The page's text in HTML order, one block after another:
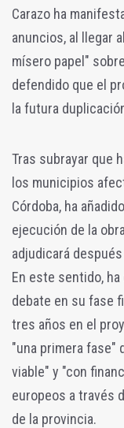
Carazo ha
anuncios, al llegar
mísero papel"
defendido que el
la futura
Tras subrayar que
los municipios
Córdoba, ha
ejecución de la
adjudicará
En este sentido,
debate en su fase
tres años en el
"una primera fase"
viable" y "con
europeos a través
de la provincia.